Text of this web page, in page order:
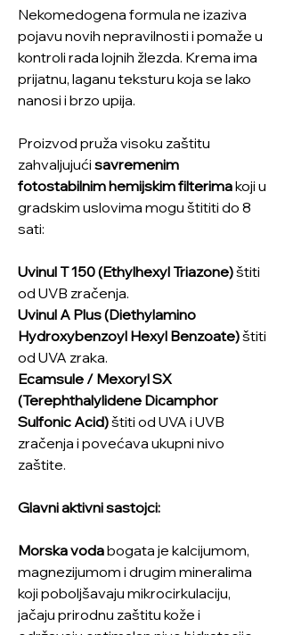
Nekomedogena formula ne izaziva
pojavu novih nepravilnosti i pomaže u
kontroli rada lojnih žlezda. Krema ima
prijatnu, laganu teksturu koja se lako
nanosi i brzo upija.
Proizvod pruža visoku zaštitu
zahvaljujući savremenim
fotostabilnim hemijskim filterimakoji u
gradskim uslovima mogu štititi do 8
sati:
Uvinul T 150 (Ethylhexyl Triazone)štiti
od UVB zračenja.
Uvinul A Plus (Diethylamino
Hydroxybenzoyl Hexyl Benzoate)štiti
od UVA zraka.
Ecamsule / Mexoryl SX
(Terephthalylidene Dicamphor
Sulfonic Acid)štiti od UVA i UVB
zračenja i povećava ukupni nivo
zaštite.
Glavni aktivni sastojci:
Morska vodabogata je kalcijumom,
magnezijumom i drugim mineralima
koji poboljšavaju mikrocirkulaciju,
jačaju prirodnu zaštitu kože i